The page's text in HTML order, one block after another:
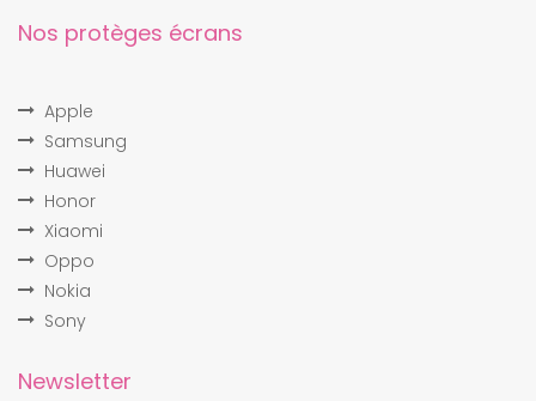
Nos protèges écrans
Apple
Samsung
Huawei
Honor
Xiaomi
Oppo
Nokia
Sony
Newsletter